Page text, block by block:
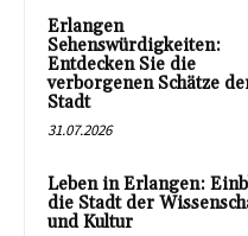
Erlangen
Sehenswürdigkeiten:
Entdecken Sie die
verborgenen Schätze
Stadt
31.07.2026
Leben in Erlangen:
die Stadt der
und Kultur